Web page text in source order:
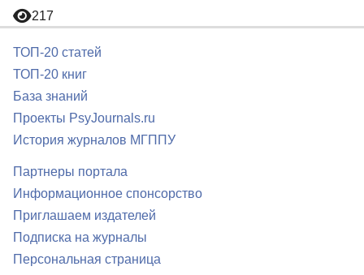
217
ТОП-20 статей
ТОП-20 книг
База знаний
Проекты PsyJournals.ru
История журналов МГППУ
Партнеры портала
Информационное спонсорство
Приглашаем издателей
Подписка на журналы
Персональная страница